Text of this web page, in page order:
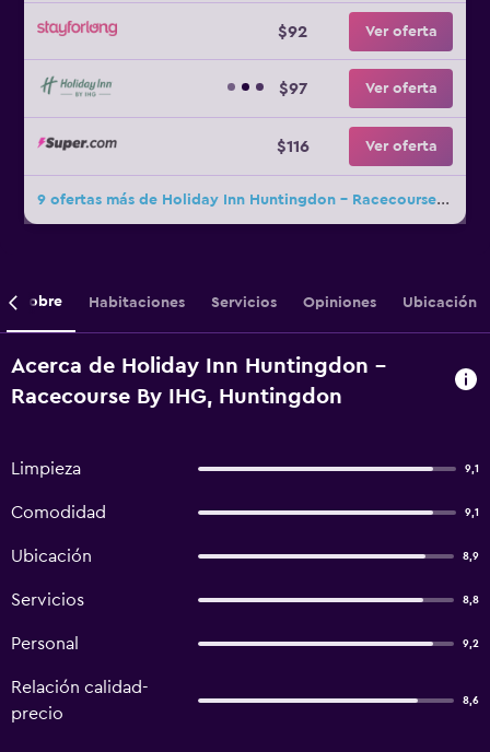
$92 Ver oferta
$97 Ver oferta
$116 Ver oferta
9 ofertas más de Holiday Inn Huntingdon - Racecourse By IHG
Sobre Habitaciones Servicios Opiniones Ubicación
Acerca de Holiday Inn Huntingdon -
Racecourse By IHG, Huntingdon
Limpieza 9,1
Comodidad 9,1
Ubicación 8,9
Servicios 8,8
Personal 9,2
Relación calidad-
precio
8,6